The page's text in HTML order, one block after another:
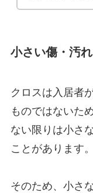
小さい傷・汚
クロスは入居者
ものではないた
ない限りは小さ
ことがあります。
そのため、小さ